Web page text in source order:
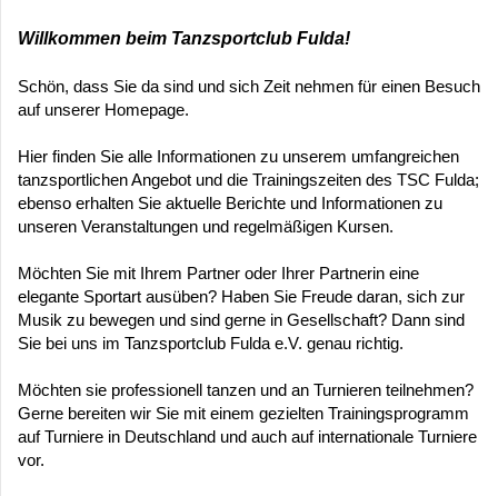
Willkommen beim Tanzsportclub Fulda!
Schön, dass Sie da sind und sich Zeit nehmen für einen Besuch
auf unserer Homepage.
Hier finden Sie alle Informationen zu unserem umfangreichen
tanzsportlichen Angebot und die Trainingszeiten des TSC Fulda;
ebenso erhalten Sie aktuelle Berichte und Informationen zu
unseren Veranstaltungen und regelmäßigen Kursen.
Möchten Sie mit Ihrem Partner oder Ihrer Partnerin eine
elegante Sportart ausüben? Haben Sie Freude daran, sich zur
Musik zu bewegen und sind gerne in Gesellschaft? Dann sind
Sie bei uns im Tanzsportclub Fulda e.V. genau richtig.
Möchten sie professionell tanzen und an Turnieren teilnehmen?
Gerne bereiten wir Sie mit einem gezielten Trainingsprogramm
auf Turniere in Deutschland und auch auf internationale Turniere
vor.